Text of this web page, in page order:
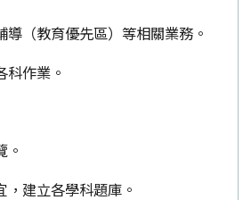
（教育優先區）等相關業務。
科作業。
。
建立各學科題庫。